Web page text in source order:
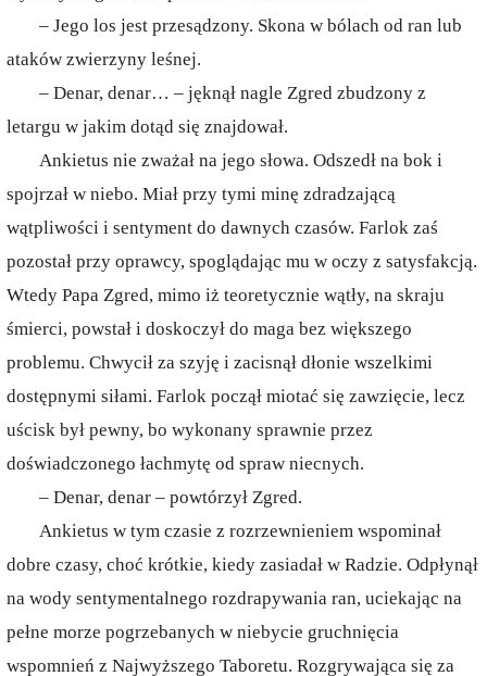
– Jego los jest przesądzony. Skona w bólach od ran lub
ataków zwierzyny leśnej.
– Denar, denar… – jęknął nagle Zgred zbudzony z
letargu w jakim dotąd się znajdował.
Ankietus nie zważał na jego słowa. Odszedł na bok i
spojrzał w niebo. Miał przy tymi minę zdradzającą
wątpliwości i sentyment do dawnych czasów. Farlok zaś
pozostał przy oprawcy, spoglądając mu w oczy z satysfakcją.
Wtedy Papa Zgred, mimo iż teoretycznie wątły, na skraju
śmierci, powstał i doskoczył do maga bez większego
problemu. Chwycił za szyję i zacisnął dłonie wszelkimi
dostępnymi siłami. Farlok począł miotać się zawzięcie, lecz
uścisk był pewny, bo wykonany sprawnie przez
doświadczonego łachmytę od spraw niecnych.
– Denar, denar – powtórzył Zgred.
Ankietus w tym czasie z rozrzewnieniem wspominał
dobre czasy, choć krótkie, kiedy zasiadał w Radzie. Odpłynął
na wody sentymentalnego rozdrapywania ran, uciekając na
pełne morze pogrzebanych w niebycie gruchnięcia
wspomnień z Najwyższego Taboretu. Rozgrywająca się za